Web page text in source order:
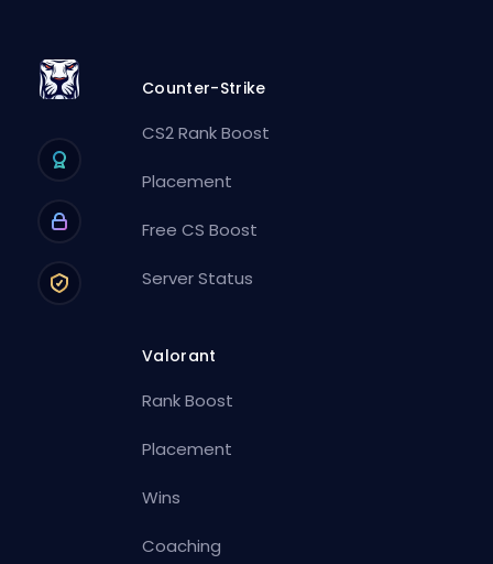
Counter-Strike
CS2 Rank Boost
Placement
Free CS Boost
Server Status
Valorant
Rank Boost
Placement
Wins
Coaching